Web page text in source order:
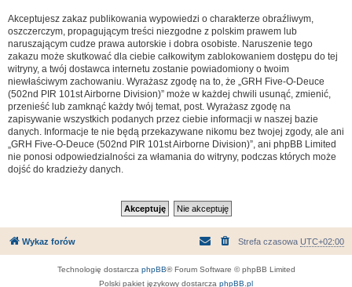
Akceptujesz zakaz publikowania wypowiedzi o charakterze obraźliwym,
oszczerczym, propagującym treści niezgodne z polskim prawem lub
naruszającym cudze prawa autorskie i dobra osobiste. Naruszenie tego
zakazu może skutkować dla ciebie całkowitym zablokowaniem dostępu do tej
witryny, a twój dostawca internetu zostanie powiadomiony o twoim
niewłaściwym zachowaniu. Wyrażasz zgodę na to, że „GRH Five-O-Deuce
(502nd PIR 101st Airborne Division)” może w każdej chwili usunąć, zmienić,
przenieść lub zamknąć każdy twój temat, post. Wyrażasz zgodę na
zapisywanie wszystkich podanych przez ciebie informacji w naszej bazie
danych. Informacje te nie będą przekazywane nikomu bez twojej zgody, ale ani
„GRH Five-O-Deuce (502nd PIR 101st Airborne Division)”, ani phpBB Limited
nie ponosi odpowiedzialności za włamania do witryny, podczas których może
dojść do kradzieży danych.
Wykaz forów Strefa czasowa UTC+02:00
Technologię dostarcza phpBB® Forum Software © phpBB Limited
Polski pakiet językowy dostarcza phpBB.pl